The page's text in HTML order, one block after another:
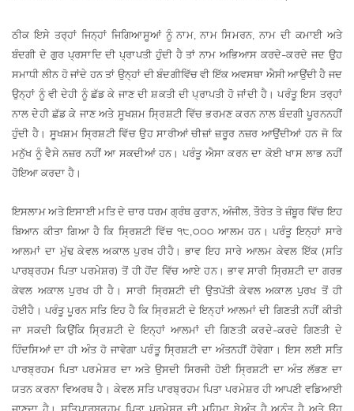
ਠੀਕ ਇਸੇ ਤਰ੍ਹਾਂ ਜਿਨ੍ਹਾਂ ਜਿਗਿਆਸੂਆਂ ਨੂੰ ਨਾਮ,ਨਾਮ ਸਿਮਰਨ, ਨਾਮ ਦੀ ਕਮਾਈ ਅਤੇ
ਬੰਦਗੀ ਦੇ ਗੁਰ ਪ੍ਰਸਾਦਿ ਦੀ ਪ੍ਰਾਪਤੀ ਹੁੰਦੀ ਹੈ ਤਾਂ ਨਾਮ ਅਭਿਆਸ ਕਰਦੇ–ਕਰਦੇ ਜਦ ਉਹ
ਸਮਾਧੀ ਲੀਨ ਹੋ ਜਾਂਦੇ ਹਨ ਤਾਂ ਉਨ੍ਹਾਂ ਦੀ ਬੰਦਗੀਵਿੱਚ ਵੀ ਇੱਕ ਅਵਸਥਾ ਐਸੀ ਆਉਂਦੀ ਹੈ ਜਦ
ਉਨ੍ਹਾਂ ਨੂੰ ਵੀ ਦੇਹੀ ਨੂੰ ਛੱਡ ਕੇ ਜਾਣ ਦੀ ਸ਼ਕਤੀ ਦੀ ਪ੍ਰਾਪਤੀ ਹੋ ਜਾਂਦੀ ਹੈ । ਪਰੰਤੂ ਇਸ ਤਰ੍ਹਾਂ
ਨਾਲ ਦੇਹੀ ਛੱਡ ਕੇ ਜਾਣ ਅਤੇ ਸੂਖਸ਼ਮ ਸ੍ਰਿਸ਼ਟੀ ਵਿੱਚ ਭਰਮਣ ਕਰਨ ਨਾਲ ਬੰਦਗੀ ਪੂਰਨਨਹੀਂ
ਹੁੰਦੀ ਹੈ । ਸੂਖਸ਼ਮ ਸ੍ਰਿਸ਼ਟੀ ਵਿੱਚ ਉਹ ਸਾਰੀਆਂ ਚੀਜ਼ਾਂ ਜ਼ਰੂਰ ਨਜ਼ਰ ਆਉਂਦੀਆਂ ਹਨ ਜੋ ਕਿ
ਮਨੁੱਖ ਨੂੰ ਵੈਸੇ ਨਜ਼ਰ ਨਹੀਂ ਆ ਸਕਦੀਆਂ ਹਨ। ਪਰੰਤੂ ਐਸਾ ਕਰਨ ਦਾ ਕੋਈ ਖਾਸ ਲਾਭ ਨਹੀਂ
ਹੋਇਆ ਕਰਦਾ ਹੈ।
ਇਸਲਾਮ ਅਤੇ ਇਸਾਈ ਮਤਿ ਦੇ ਚਾਰ ਧਰਮ ਗ੍ਰੰਥ ਕੁਰਾਨ, ਅੰਜੀਲ, ਤੌਰੇਤ ਤੇ ਜ਼ੰਬੂਰ ਵਿੱਚ ਇਹ
ਬਿਆਨ ਕੀਤਾ ਗਿਆ ਹੈ ਕਿ ਸ੍ਰਿਸ਼ਟੀ ਵਿੱਚ ੧੮,੦੦੦ ਆਲਮ ਹਨ। ਪਰੰਤੂ ਇਨ੍ਹਾਂ ਸਾਰੇ
ਆਲਮਾਂ ਦਾ ਮੁੱਢ ਕੇਵਲ ਅਕਾਲ ਪੁਰਖ ਹੀਹੈ। ਭਾਵ ਇਹ ਸਾਰੇ ਆਲਮ ਕੇਵਲ ਇੱਕ (ਸਤਿ
ਪਾਰਬ੍ਰਹਮ ਪਿਤਾ ਪਰਮੇਸ਼ਰ) ਤੋਂ ਹੀ ਹੋਂਦ ਵਿੱਚ ਆਏ ਹਨ। ਭਾਵ ਸਾਰੀ ਸ੍ਰਿਸ਼ਟੀ ਦਾ ਗਰਭ
ਕੇਵਲ ਅਕਾਲ ਪੁਰਖ ਹੀ ਹੈ । ਸਾਰੀ ਸ੍ਰਿਸ਼ਟੀ ਦੀ ਉਤਪੱਤੀ ਕੇਵਲ ਅਕਾਲ ਪੁਰਖ ਤੋਂ ਹੀ
ਹੋਈਹੈ । ਪਰੰਤੂ ਪੂਰਨ ਸਤਿ ਇਹ ਹੈ ਕਿ ਸ੍ਰਿਸ਼ਟੀ ਦੇ ਇਨ੍ਹਾਂ ਆਲਮਾਂ ਦੀ ਗਿਣਤੀ ਨਹੀਂ ਕੀਤੀ
ਜਾ ਸਕਦੀ ਕਿਉਂਕਿ ਸ੍ਰਿਸ਼ਟੀ ਦੇ ਇਨ੍ਹਾਂ ਆਲਮਾਂ ਦੀ ਗਿਣਤੀ ਕਰਦੇ–ਕਰਦੇ ਗਿਣਤੀ ਦੇ
ਹਿੰਦਸਿਆਂ ਦਾ ਹੀ ਅੰਤ ਹੋ ਜਾਵੇਗਾ ਪਰੰਤੂ ਸ੍ਰਿਸ਼ਟੀ ਦਾ ਅੰਤਨਹੀਂ ਹੋਵੇਗਾ । ਇਸ ਲਈ ਸਤਿ
ਪਾਰਬ੍ਰਹਮ ਪਿਤਾ ਪਰਮੇਸ਼ਰ ਦਾ ਅਤੇ ਉਸਦੀ ਸਿਰਜੀ ਹੋਈ ਸ੍ਰਿਸ਼ਟੀ ਦਾ ਅੰਤ ਲੱਭਣ ਦਾ
ਯਤਨ ਕਰਨਾ ਵਿਅਰਥ ਹੈ । ਕੇਵਲ ਸਤਿ ਪਾਰਬ੍ਰਹਮ ਪਿਤਾ ਪਰਮੇਸ਼ਰ ਹੀ ਆਪਣੀ ਵਡਿਆਈ